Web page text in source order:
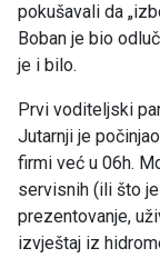
pokušavali da
Boban je bio
je i bilo.
Prvi voditeljski
Jutarnji je
firmi već u 06h.
servisnih (ili što
prezentovanje,
izvještaj iz